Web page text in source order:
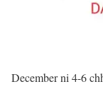
December ni 4-6